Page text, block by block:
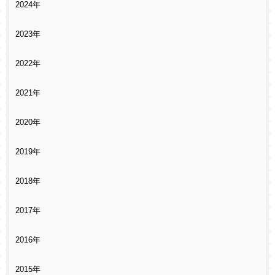
2024年
2023年
2022年
2021年
2020年
2019年
2018年
2017年
2016年
2015年